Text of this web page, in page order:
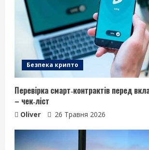
Безпека крипто
Перевірка смарт‑контрактів перед
– чек‑ліст
Oliver 26 Травня 2026